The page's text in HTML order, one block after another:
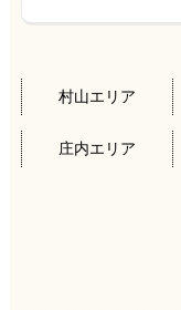
村山エリア
庄内エリア